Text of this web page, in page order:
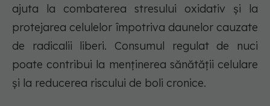
ajuta la combaterea stresului oxidativ și la
protejarea celulelor împotriva daunelor cauzate
de radicalii liberi. Consumul regulat de nuci
poate contribui la menținerea sănătății celulare
și la reducerea riscului de boli cronice.